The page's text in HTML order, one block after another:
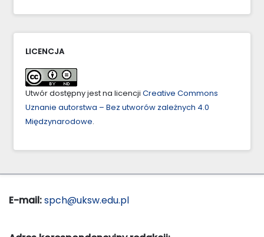
LICENCJA
Utwór dostępny jest na licencji Creative Commons
Uznanie autorstwa – Bez utworów zależnych 4.0
Międzynarodowe.
E-mail:spch@uksw.edu.pl